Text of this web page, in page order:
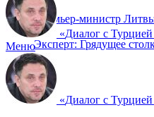
Премьер-министр
Эксперт: Грядущее
«Диалог с
Меню
«Диалог с